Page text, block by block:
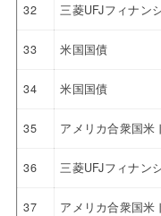
32 三菱UFJフィナン
33 米国国債
34 米国国債
35 アメリカ合衆国米
36 三菱UFJフィナン
37 アメリカ合衆国米